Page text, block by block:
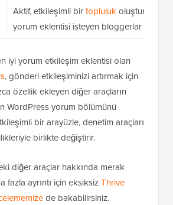
Aktif, etkileşimli birtoplulukoluşturmak
yorum eklentisi isteyen bloggerlar ve
iyi yorum etkileşim eklentisi olan
, gönderi etkileşiminizi artırmak için
özellik ekleyen diğer araçların
WordPress yorum bölümünü
bir arayüzle, denetim araçları
birlikte değiştirir.
diğer araçlar hakkında merak
fazla ayrıntı için eksiksizThrive
de bakabilirsiniz.